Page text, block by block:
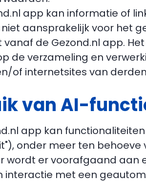
app kan informatie of
aansprakelijk voor het
de Gezond.nl app.
de verzameling en
of internetsites van
van AI-
app kan
onder meer ten
wordt er voorafgaand aan
interactie met een